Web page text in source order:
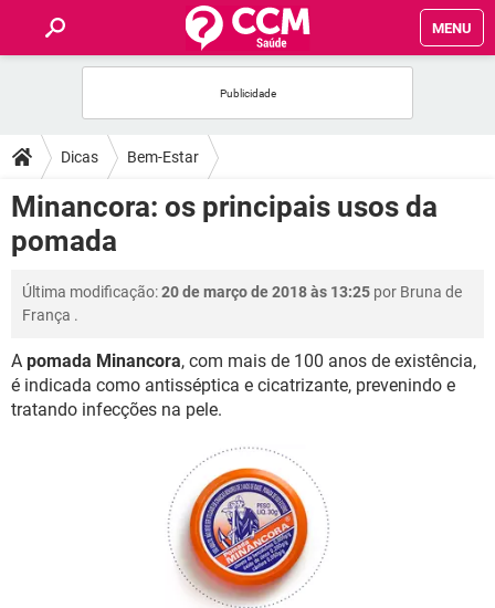
MENU
FÓRUM
SAÚDE
FAMÍLIA
NUTRIÇÃO
BEM-ESTAR
Dicas Bem-Estar
Minancora: os principais usos da
pomada
Última modificação:20 de março de 2018 às 13:25 por Bruna de
França .
A pomada Minancora, com mais de 100 anos de existência,
é indicada como antisséptica e cicatrizante, prevenindo e
tratando infecções na pele.